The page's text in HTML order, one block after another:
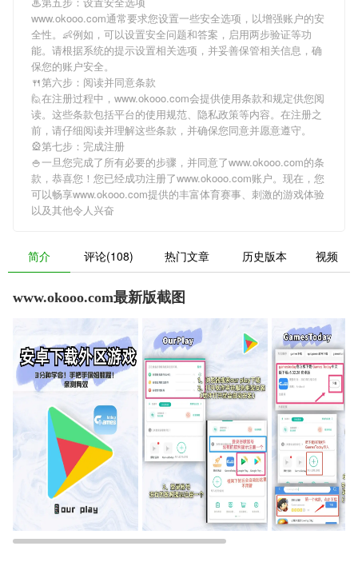
www.okooo.com通常要求您设置一些安全选项，以增强账户的安
全性。👶例如，可以设置安全问题和答案，启用两步验证等功
能。请根据系统的提示设置相关选项，并妥善保管相关信息，确
保您的账户安全。
🍴第六步：阅读并同意条款
🙋在注册过程中， www.okooo.com会提供使用条款和规定供您阅
读。这些条款包括平台的使用规范、隐私政策等内容。在注册之
前，请仔细阅读并理解这些条款，并确保您同意并愿意遵守。
🎡第七步：完成注册
🍚一旦您完成了所有必要的步骤，并同意了www.okooo.com的条
款，恭喜您！您已经成功注册了www.okooo.com账户。现在，您
可以畅享www.okooo.com提供的丰富体育赛事、刺激的游戏体验
以及其他令人兴奋
简介 评论(108) 热门文章 历史版本 视频
www.okooo.com最新版截图